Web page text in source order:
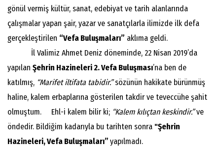
gönül vermiş kültür, sanat, edebiyat ve tarih alanlarında
çalışmalar yapan şair, yazar ve sanatçılarla ilimizde ilk defa
gerçekleştirilen “Vefa Buluşmaları” aklıma geldi.
İl Valimiz Ahmet Deniz döneminde, 22 Nisan 2019’da
yapılan Şehrin Hazineleri 2. Vefa Buluşması’na ben de
katılmış, “Marifet iltifata tabidir.”sözünün hakikate bürünmüş
haline, kalem erbaplarına gösterilen takdir ve teveccühe şahit
olmuştum. Ehl-i kalem bilir ki; “Kalem kılıçtan keskindir.”ve
öndedir. Bildiğim kadarıyla bu tarihten sonra "Şehrin
Hazineleri, Vefa Buluşmaları” yapılmadı.